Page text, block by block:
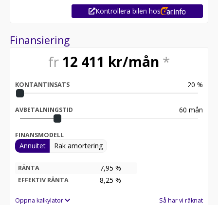
Kontrollera bilen hos
Finansiering
fr 12 411 kr/mån *
KONTANTINSATS 20 %
AVBETALNINGSTID 60 mån
FINANSMODELL
Annuitet Rak amortering
RÄNTA 7,95 %
EFFEKTIV RÄNTA 8,25 %
Öppna kalkylator Så har vi räknat